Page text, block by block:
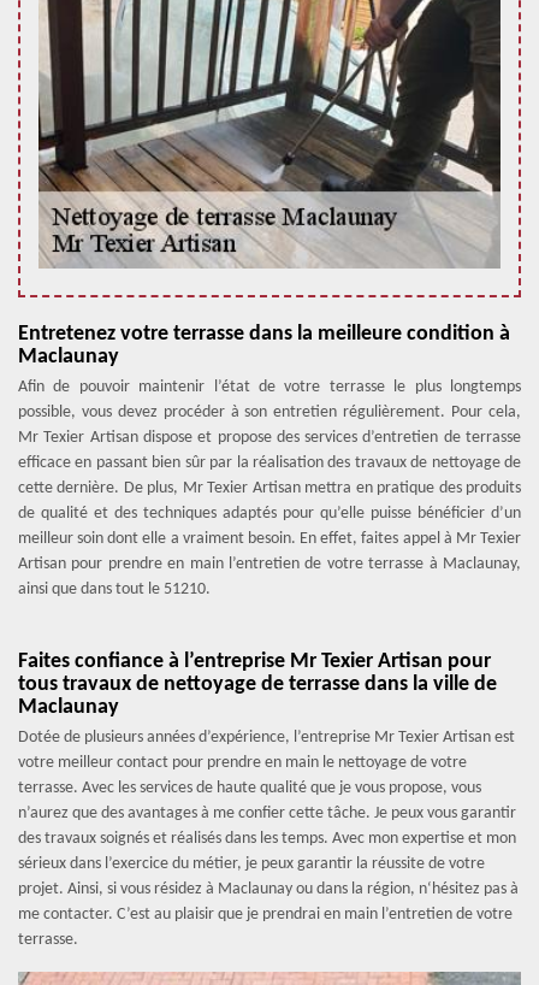
Entretenez votre terrasse dans la meilleure condition à
Maclaunay
Afin de pouvoir maintenir l’état de votre terrasse le plus longtemps
possible, vous devez procéder à son entretien régulièrement. Pour cela,
Mr Texier Artisan dispose et propose des services d’entretien de terrasse
efficace en passant bien sûr par la réalisation des travaux de nettoyage de
cette dernière. De plus, Mr Texier Artisan mettra en pratique des produits
de qualité et des techniques adaptés pour qu’elle puisse bénéficier d’un
meilleur soin dont elle a vraiment besoin. En effet, faites appel à Mr Texier
Artisan pour prendre en main l’entretien de votre terrasse à Maclaunay,
ainsi que dans tout le 51210.
Faites confiance à l’entreprise Mr Texier Artisan pour
tous travaux de nettoyage de terrasse dans la ville de
Maclaunay
Dotée de plusieurs années d’expérience, l’entreprise Mr Texier Artisan est
votre meilleur contact pour prendre en main le nettoyage de votre
terrasse. Avec les services de haute qualité que je vous propose, vous
n’aurez que des avantages à me confier cette tâche. Je peux vous garantir
des travaux soignés et réalisés dans les temps. Avec mon expertise et mon
sérieux dans l’exercice du métier, je peux garantir la réussite de votre
projet. Ainsi, si vous résidez à Maclaunay ou dans la région, n‘hésitez pas à
me contacter. C’est au plaisir que je prendrai en main l’entretien de votre
terrasse.